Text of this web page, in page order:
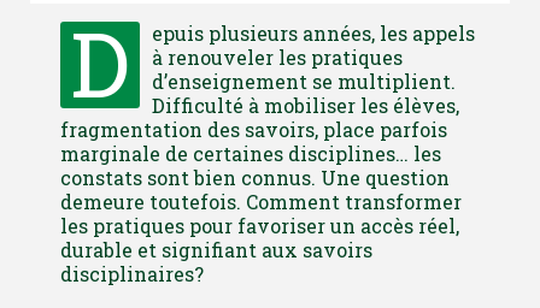
D
epuis plusieurs années, les appels
à renouveler les pratiques
d’enseignement se multiplient.
Difficulté à mobiliser les élèves,
fragmentation des savoirs, place parfois
marginale de certaines disciplines… les
constats sont bien connus. Une question
demeure toutefois. Comment transformer
les pratiques pour favoriser un accès réel,
durable et signifiant aux savoirs
disciplinaires?